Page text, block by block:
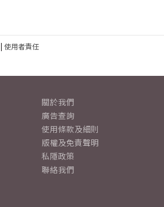
| 使用者責任
關於我們
廣告查詢
使用條款及細則
版權及免責聲明
私隱政策
聯絡我們